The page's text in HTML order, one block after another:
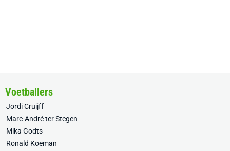
Voetballers
Jordi Cruijff
Marc-André ter Stegen
Mika Godts
Ronald Koeman